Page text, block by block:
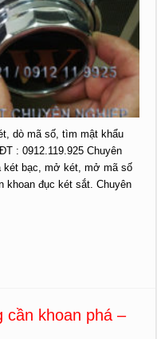
dò mã số, tìm mật khẩu
: 0912.119.925 Chuyên
bạc, mở két, mở mã số
khoan đục két sắt. Chuyên
cần khoan phá –